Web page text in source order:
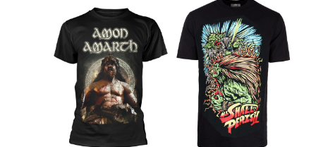
produkten
flera
varianter.
De
olika
alternativen
kan
väljas
produkten
har
flera
varianter.
De
olika
alternativen
kan
väljas